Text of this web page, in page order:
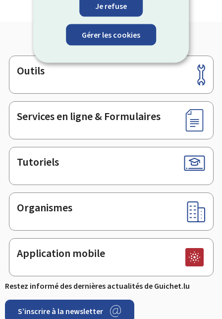
Je refuse
Gérer les cookies
Pied
de
page
Outils
Services en ligne & Formulaires
Tutoriels
Organismes
Application mobile
Restez informé des dernières actualités de Guichet.lu
S’inscrire à la newsletter